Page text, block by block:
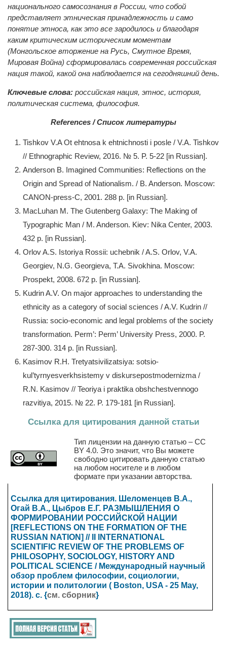
национального самосознания в России, что собой
представляет этническая принадлежность и само
понятие этноса, как это все зародилось и благодаря
каким критическим историческим моментам
(Монгольское вторжение на Русь, Смутное Время,
Мировая Война) сформировалась современная российская
нация такой, какой она наблюдается на сегодняшний день.
Ключевые слова: российская нация, этнос, история,
политическая система, философия.
References / Список литературы
Tishkov V.A Ot ehtnosa k ehtnichnosti i posle / V.A. Tishkov
// Ethnographic Review, 2016. № 5. P. 5-22 [in Russian].
Anderson B. Imagined Communities: Reflections on the
Origin and Spread of Nationalism. / B. Anderson. Moscow:
CANON-press-C, 2001. 288 p. [in Russian].
MacLuhan M. The Gutenberg Galaxy: The Making of
Typographic Man / M. Anderson. Kiev: Nika Center, 2003.
432 p. [in Russian].
Orlov A.S. Istoriya Rossii: uchebnik / A.S. Orlov, V.A.
Georgiev, N.G. Georgieva, T.A. Sivokhina. Moscow:
Prospekt, 2008. 672 p. [in Russian].
Kudrin A.V. On major approaches to understanding the
ethnicity as a category of social sciences / A.V. Kudrin //
Russia: socio-economic and legal problems of the society
transformation. Perm’: Perm’ University Press, 2000. P.
287-300. 314 p. [in Russian].
Kasimov R.H. Tretyatsivilizatsiya: sotsio-
kul’tyrnyesverkhsistemy v diskursepostmodernizma /
R.N. Kasimov // Teoriya i praktika obshchestvennogo
razvitiya, 2015. № 22. P. 179-181 [in Russian].
Ссылка для цитирования данной статьи
Тип лицензии на данную статью – CC
BY 4.0. Это значит, что Вы можете
свободно цитировать данную статью
на любом носителе и в любом
формате при указании авторства.
Ссылка для цитирования. Шеломенцев В.А.,
Огай В.А., Цыбров Е.Г. РАЗМЫШЛЕНИЯ О
ФОРМИРОВАНИИ РОССИЙСКОЙ НАЦИИ
[REFLECTIONS ON THE FORMATION OF THE
RUSSIAN NATION] // II INTERNATIONAL
SCIENTIFIC REVIEW OF THE PROBLEMS OF
PHILOSOPHY, SOCIOLOGY, HISTORY AND
POLITICAL SCIENCE / Международный научный
обзор проблем философии, социологии,
истории и политологии ( Boston, USA - 25 May,
2018). с. {см. сборник}